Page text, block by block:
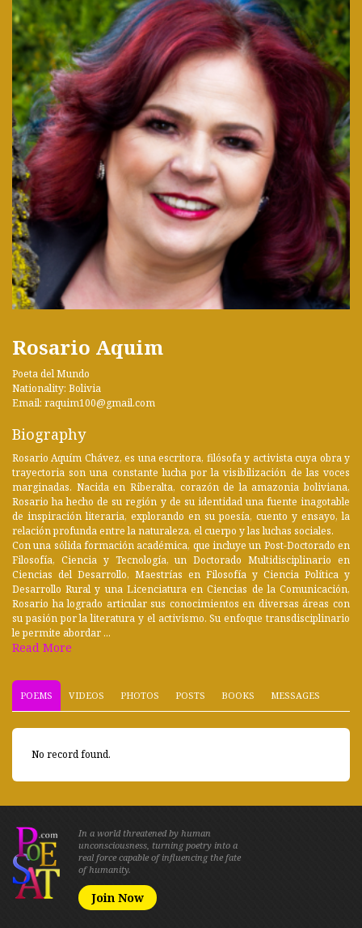
Rosario Aquim
Poeta del Mundo
Nationality: Bolivia
Email: raquim100@gmail.com
Biography
Rosario Aquím Chávez, es una escritora, filósofa y activista cuya obra y
trayectoria son una constante lucha por la visibilización de las voces
marginadas. Nacida en Riberalta, corazón de la amazonia boliviana,
Rosario ha hecho de su región y de su identidad una fuente inagotable
de inspiración literaria, explorando en su poesía, cuento y ensayo, la
relación profunda entre la naturaleza, el cuerpo y las luchas sociales.
Con una sólida formación académica, que incluye un Post-Doctorado en
Filosofía, Ciencia y Tecnología, un Doctorado Multidisciplinario en
Ciencias del Desarrollo, Maestrías en Filosofía y Ciencia Política y
Desarrollo Rural y una Licenciatura en Ciencias de la Comunicación,
Rosario ha logrado articular sus conocimientos en diversas áreas con
su pasión por la literatura y el activismo. Su enfoque transdisciplinario
le permite abordar ...
Read More
POEMS VIDEOS PHOTOS POSTS BOOKS MESSAGES
No record found.
In a world threatened by human
unconsciousness, turning poetry into a
real force capable of influencing the fate
of humanity.
Join Now